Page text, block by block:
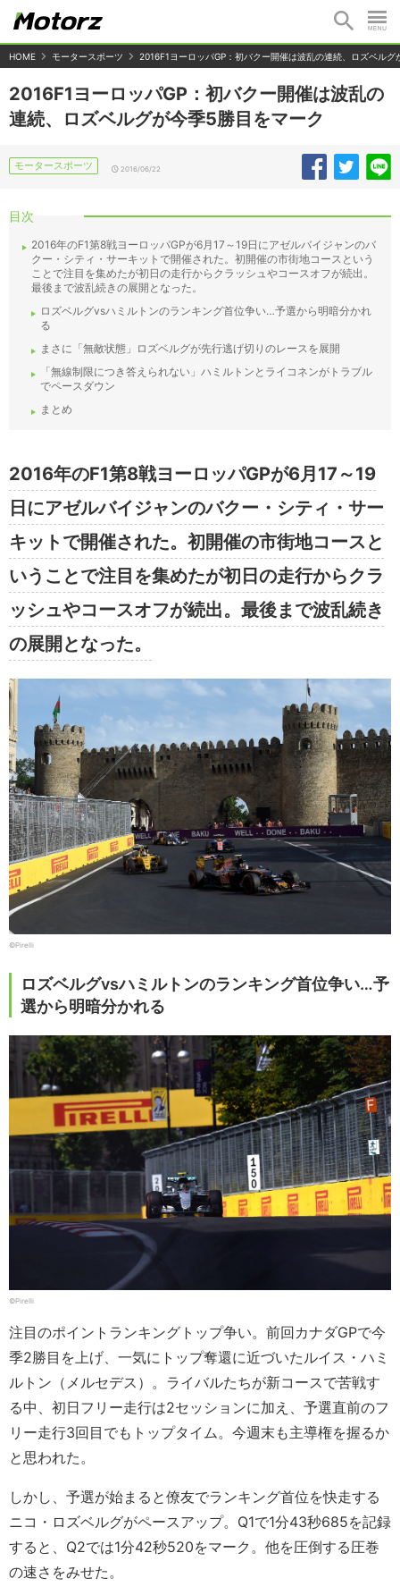
HOME モータースポーツ 2016F1ヨーロッパGP：初バクー開催は波乱の連続、ロズベルグ
2016F1ヨーロッパGP：初バクー開催は波乱の
連続、ロズベルグが今季5勝目をマーク
モータースポーツ 2016/06/22
目次
2016年のF1第8戦ヨーロッパGPが6月17～19日にアゼルバイジャンのバ
クー・シティ・サーキットで開催された。初開催の市街地コースという
ことで注目を集めたが初日の走行からクラッシュやコースオフが続出。
最後まで波乱続きの展開となった。
ロズベルグvsハミルトンのランキング首位争い…予選から明暗分かれ
る
まさに「無敵状態」ロズベルグが先行逃げ切りのレースを展開
「無線制限につき答えられない」ハミルトンとライコネンがトラブル
でペースダウン
まとめ
2016年のF1第8戦ヨーロッパGPが6月17～19
日にアゼルバイジャンのバクー・シティ・サー
キットで開催された。初開催の市街地コースと
いうことで注目を集めたが初日の走行からクラ
ッシュやコースオフが続出。最後まで波乱続き
の展開となった。
©Pirelli
ロズベルグvsハミルトンのランキング首位争い…予
選から明暗分かれる
©Pirelli
注目のポイントランキングトップ争い。前回カナダGPで今
季2勝目を上げ、一気にトップ奪還に近づいたルイス・ハミ
ルトン（メルセデス）。ライバルたちが新コースで苦戦す
る中、初日フリー走行は2セッションに加え、予選直前のフ
リー走行3回目でもトップタイム。今週末も主導権を握るか
と思われた。
しかし、予選が始まると僚友でランキング首位を快走する
ニコ・ロズベルグがペースアップ。Q1で1分43秒685を記録
すると、Q2では1分42秒520をマーク。他を圧倒する圧巻
の速さをみせた。